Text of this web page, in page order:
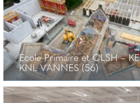
Ecole Primaire et CLSH –
KNL VANNES (56)